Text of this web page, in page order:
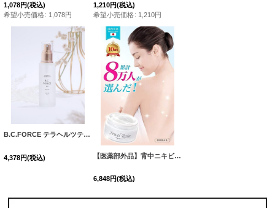
1,078円(税込)
希望小売価格: 1,078円
1,210円(税込)
希望小売価格: 1,210円
B.C.FORCE テラヘルツテクノロジー B.C.フォース ピュア スキン ローション （化粧水）【60ml 】[OF02]
4,378円(税込) 【医薬部外品】背中ニキビ 保湿 クリーム ジュエルレイン[OF02]
6,848円(税込)